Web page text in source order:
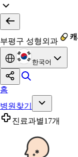
부평구 성형외과
한국어
홈
병원찾기
진료과별17개